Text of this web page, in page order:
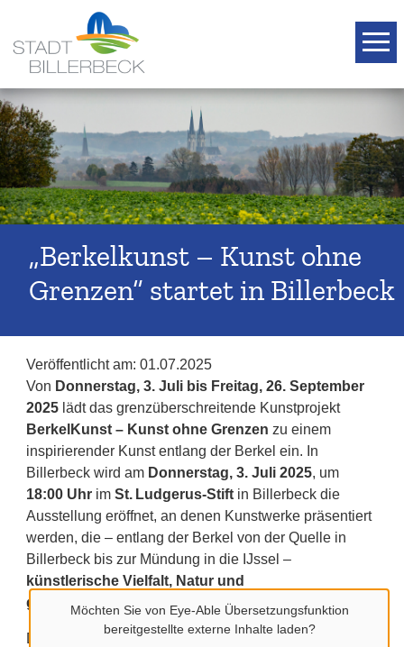
Möchten Sie von Eye-Able Übersetzungsfunktion
bereitgestellte externe Inhalte laden?
„Berkelkunst – Kunst ohne
Grenzen“ startet in Billerbeck
Veröffentlicht am: 01.07.2025
Von Donnerstag, 3. Juli bis Freitag, 26. September
2025lädt das grenzüberschreitende Kunstprojekt
BerkelKunst – Kunst ohne Grenzen zu einem
inspirierender Kunst entlang der Berkel ein. In
Billerbeck wird am Donnerstag, 3. Juli 2025, um
18:00 Uhrim St. Ludgerus-Stiftin Billerbeck die
Ausstellung eröffnet, an denen Kunstwerke präsentiert
werden, die – entlang der Berkel von der Quelle in
Billerbeck bis zur Mündung in die IJssel –
künstlerische Vielfalt, Natur und
grenzüberschreitende Begegnung
verbinden.
Das Projekt ist eine Kooperation mit dem